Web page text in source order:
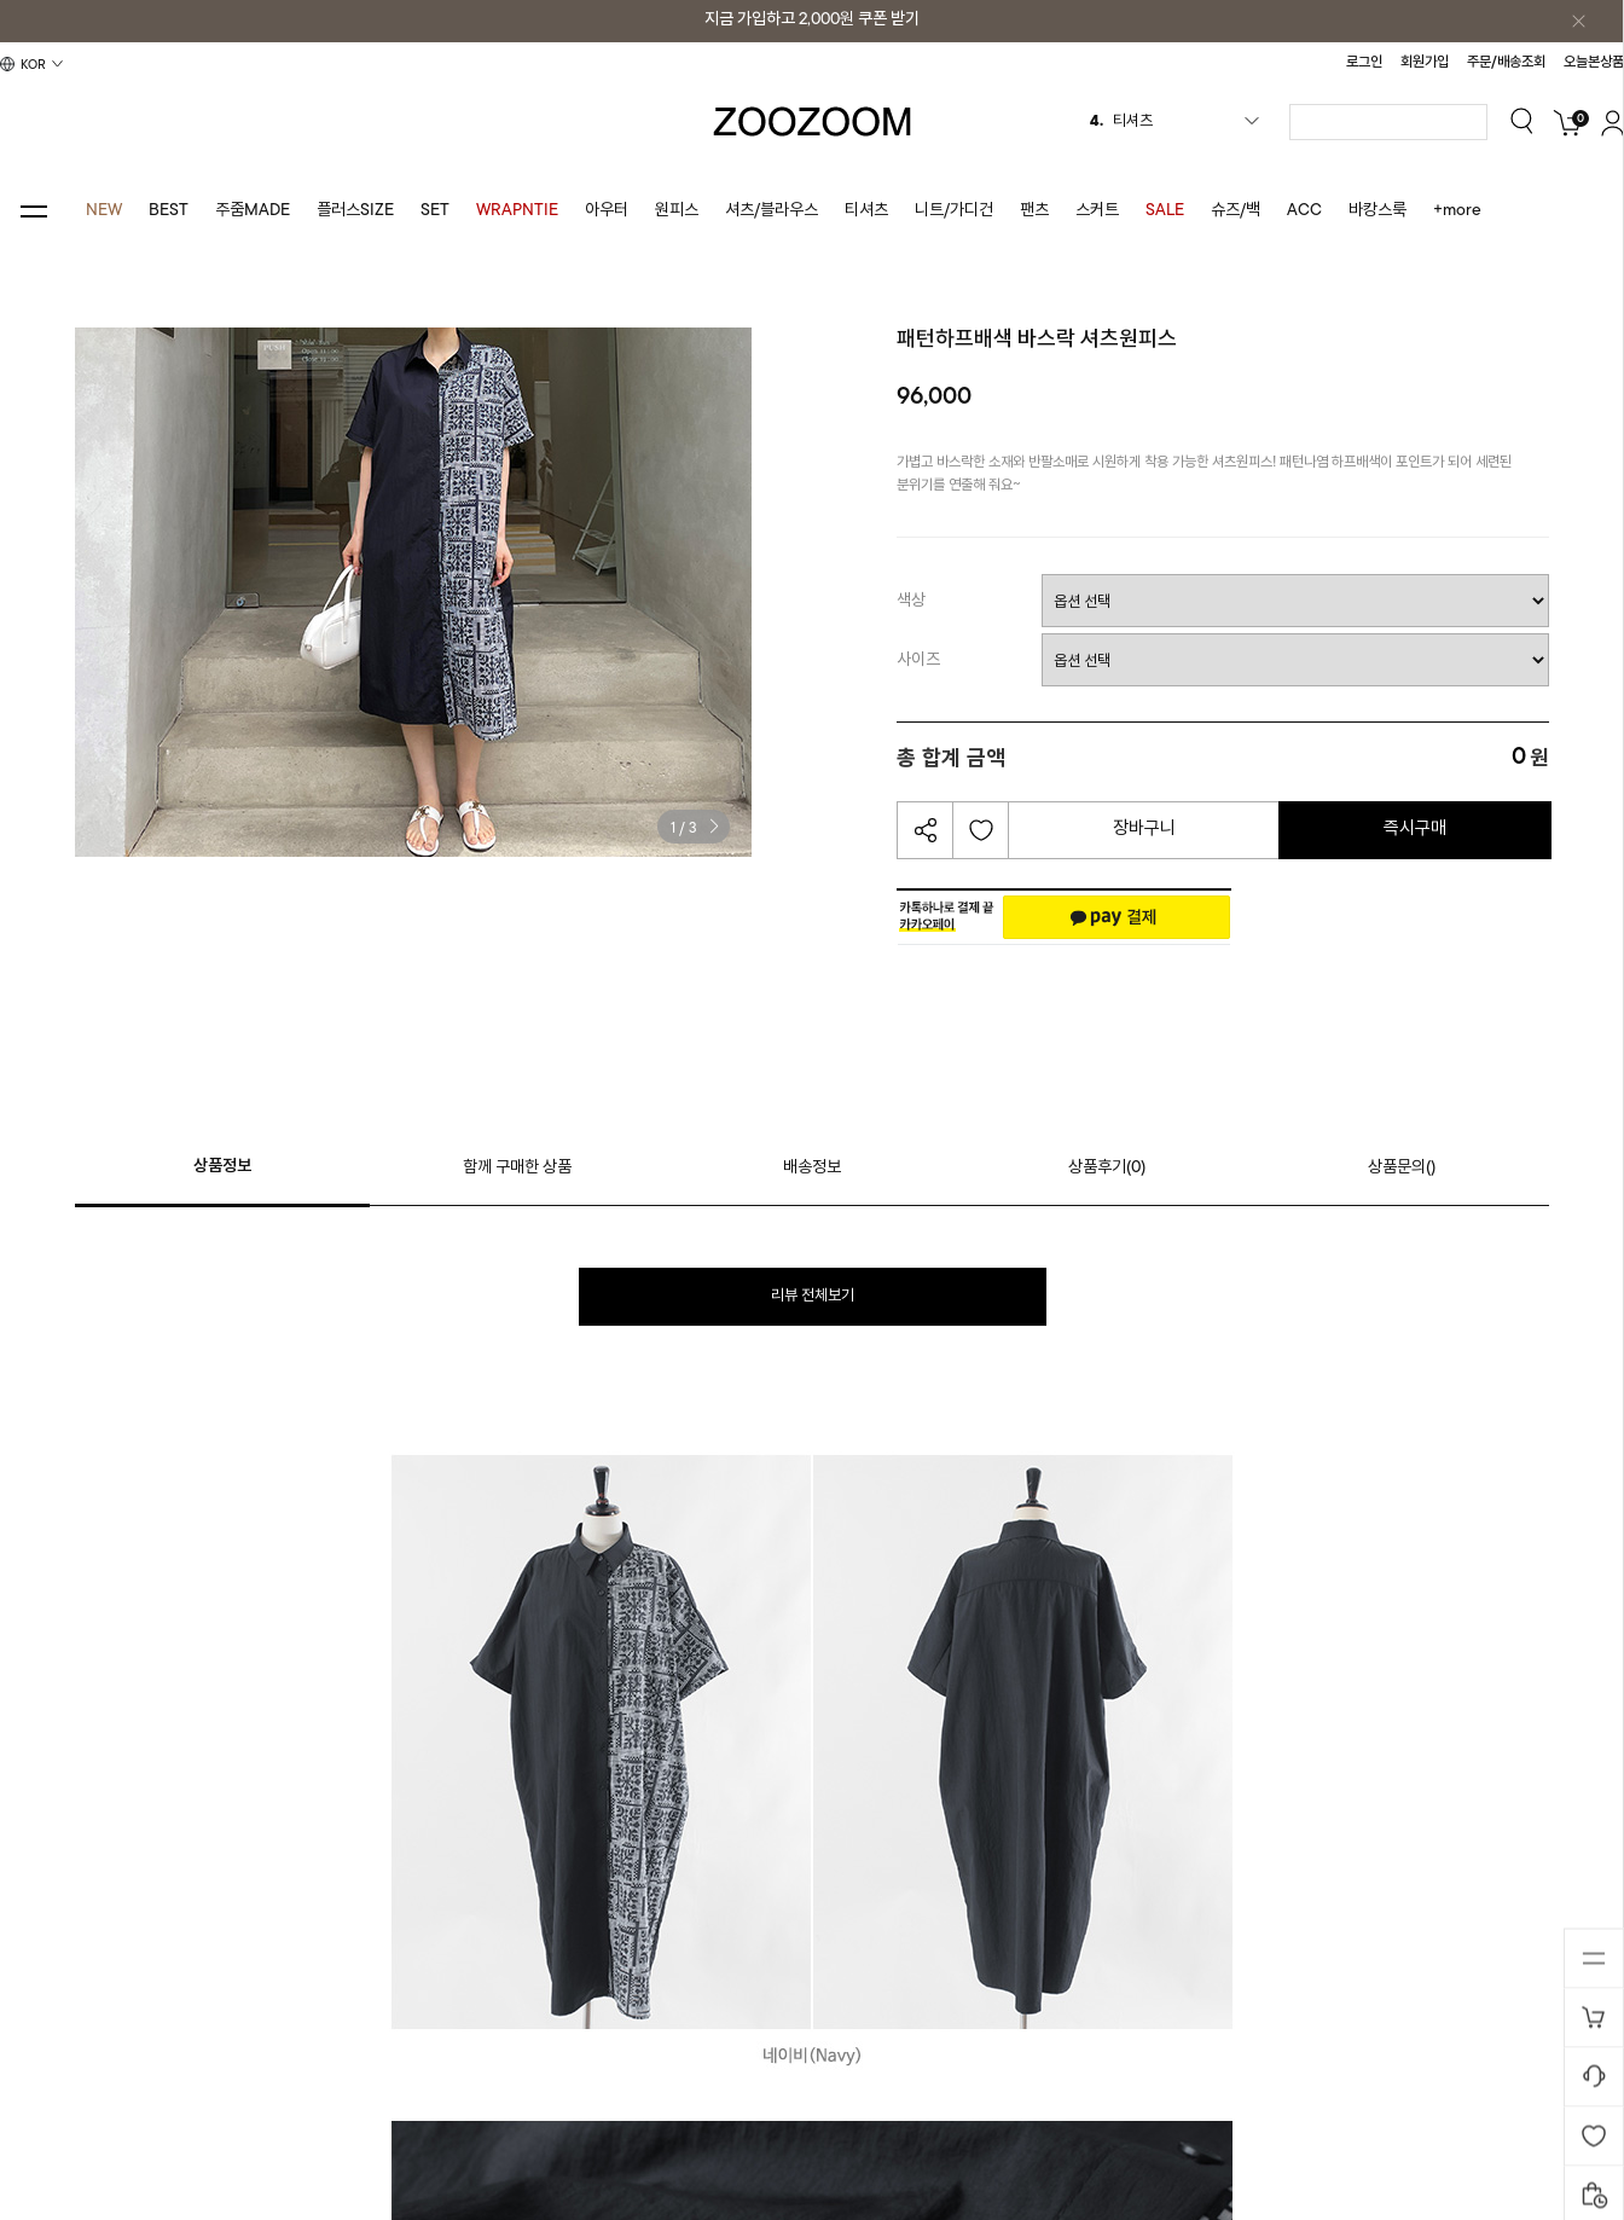
지금 가입하고 2,000원 쿠폰 받기
KOR 로그인 회원가입 주문/배송조회 오늘본상품
5. 플리츠
7.
1. 원피스
4. 티셔츠
0
NEW BEST 주줌MADE 플러스SIZE SET WRAPNTIE 아우터 원피스 셔츠/블라우스 티셔츠 니트/가디건 팬츠 스커트 SALE 슈즈/백 ACC 바캉스룩 +more
1 /3
패턴하프배색 바스락 셔츠원피스
96,000
가볍고 바스락한 소재와 반팔소매로 시원하게 착용 가능한 셔츠원피스! 패턴나염 하프배색이 포인트가 되어 세련된
분위기를 연출해 줘요~
색상
사이즈
총 합계 금액 0원
장바구니 즉시구매
상품정보 함께 구매한 상품 배송정보 상품후기(0) 상품문의()
리뷰 전체보기